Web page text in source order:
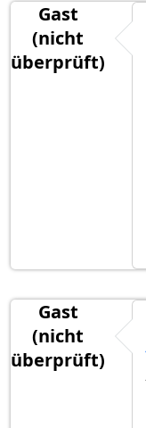
Gast
(nicht
überprüft)
Gast
(nicht
überprüft)